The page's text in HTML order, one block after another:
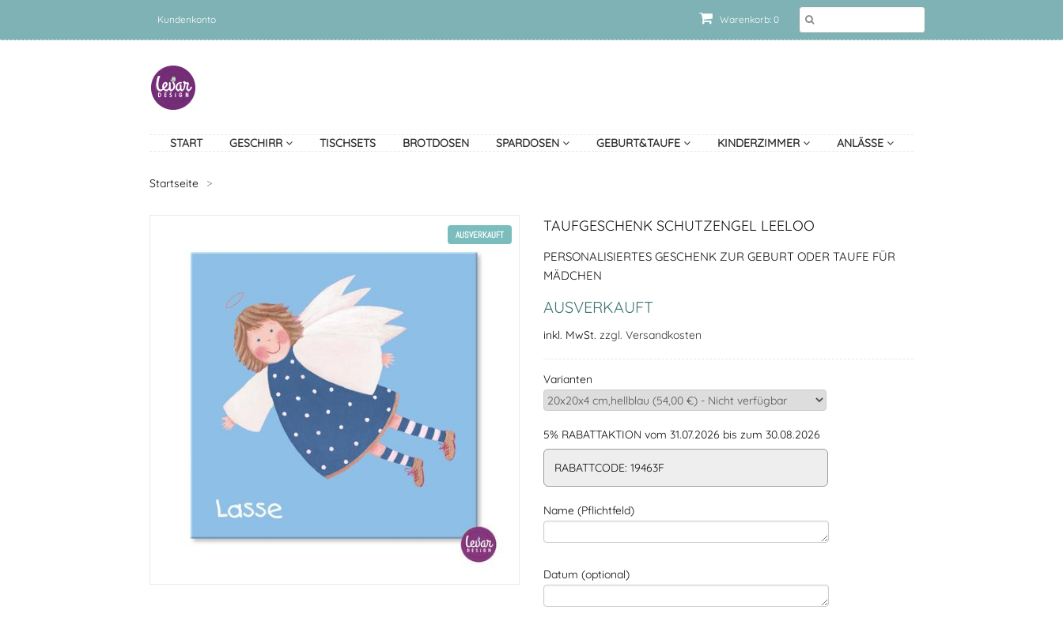
Warenkorb: 0
Kundenkonto
START GESCHIRR TISCHSETS BROTDOSEN SPARDOSEN GEBURT&TAUFE KINDERZIMMER ANLÄSSE
Startseite >
AUSVERKAUFT TAUFGESCHENK SCHUTZENGEL LEELOO
PERSONALISIERTES GESCHENK ZUR GEBURT ODER TAUFE FÜR
MÄDCHEN
AUSVERKAUFT
inkl. MwSt. zzgl. Versandkosten
Varianten
5% RABATTAKTION vom 31.07.2026 bis zum 30.08.2026
RABATTCODE: 19463F
Name (Pflichtfeld)
Datum (optional)